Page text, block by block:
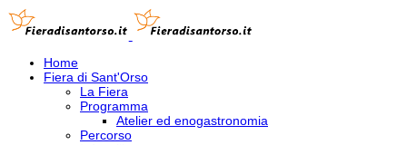
Home
Fiera di Sant'Orso
La Fiera
Programma
Atelier ed enogastronomia
Percorso